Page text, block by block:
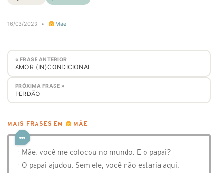
16/03/2023 • Mãe
« FRASE ANTERIOR
AMOR (IN)CONDICIONAL
PRÓXIMA FRASE »
PERDÃO
MAIS FRASES EM MÃE
- Mãe, você me colocou no mundo. E o papai?
- O papai ajudou. Sem ele, você não estaria aqui.